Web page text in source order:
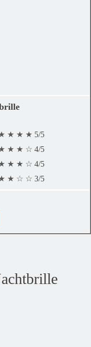
★ ★ ★ 5/5
★ ★ ☆ 4/5
★ ★ ☆ 4/5
★ ☆ ☆ 3/5